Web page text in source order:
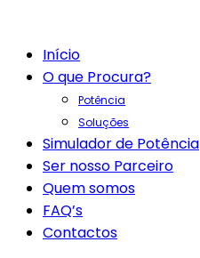
Início
O que Procura?
Potência
Soluções
Simulador de Potência
Ser nosso Parceiro
Quem somos
FAQ’s
Contactos